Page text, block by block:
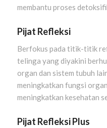
membantu proses
Pijat Refleksi
Berfokus pada titik-titik
telinga yang diyakini
organ dan sistem tubuh
meningkatkan fungsi
meningkatkan kesehatan
Pijat Refleksi Plus